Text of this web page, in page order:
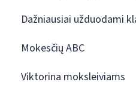
Dažniausiai užduodami
Mokesčių ABC
Viktorina moksleiviams